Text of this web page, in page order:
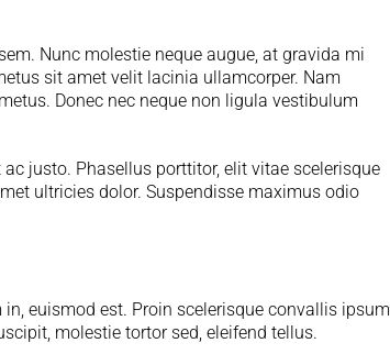
Nunc molestie neque augue, at gravida mi
sit amet velit lacinia ullamcorper. Nam
Donec nec neque non ligula vestibulum
justo. Phasellus porttitor, elit vitae scelerisque
ultricies dolor. Suspendisse maximus odio
euismod est. Proin scelerisque convallis ipsum
molestie tortor sed, eleifend tellus.